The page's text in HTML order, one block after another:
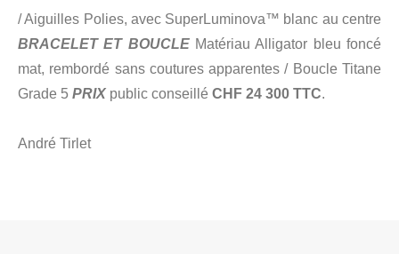
/ Aiguilles Polies, avec SuperLuminova™ blanc au centre
BRACELET ET BOUCLEMatériau Alligator bleu foncé
mat, rembordé sans coutures apparentes / Boucle Titane
Grade 5 PRIX public conseillé CHF 24 300 TTC.
André Tirlet